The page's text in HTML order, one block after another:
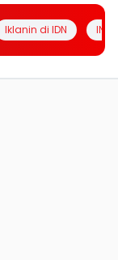
Iklanin di IDN